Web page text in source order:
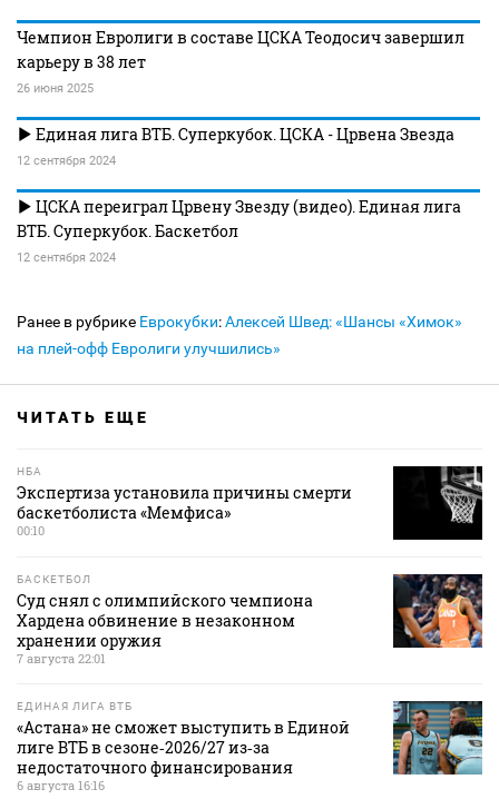
Чемпион Евролиги в составе ЦСКА Теодосич завершил
карьеру в 38 лет
26 июня 2025
Единая лига ВТБ. Суперкубок. ЦСКА - Црвена Звезда
12 сентября 2024
ЦСКА переиграл Црвену Звезду (видео). Единая лига
ВТБ. Суперкубок. Баскетбол
12 сентября 2024
Ранее в рубрике Еврокубки:Алексей Швед: «Шансы «Химок»
на плей-офф Евролиги улучшились»
ЧИТАТЬ ЕЩЕ
НБА
Экспертиза установила причины смерти
баскетболиста «Мемфиса»
00:10
БАСКЕТБОЛ
Суд снял с олимпийского чемпиона
Хардена обвинение в незаконном
хранении оружия
7 августа 22:01
ЕДИНАЯ ЛИГА ВТБ
«Астана» не сможет выступить в Единой
лиге ВТБ в сезоне‑2026/27 из‑за
недостаточного финансирования
6 августа 16:16